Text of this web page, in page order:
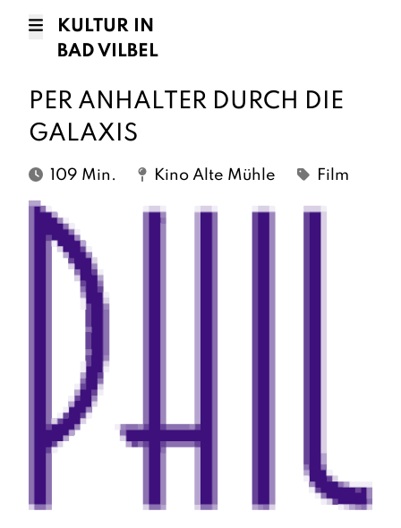
KULTUR IN
BAD VILBEL
PER ANHALTER DURCH DIE
GALAXIS
109 Min. Kino Alte Mühle Film